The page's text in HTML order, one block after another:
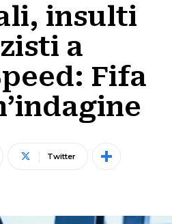
insulti
a
Fifa
Twitter